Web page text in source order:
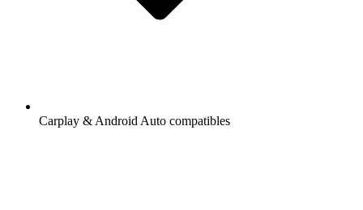
Carplay & Android Auto compatibles